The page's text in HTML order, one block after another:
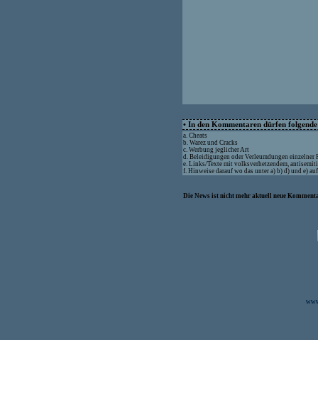
• In den Kommentaren dürfen
a. Cheats
b. Warez und Cracks
c. Werbung jeglicher Art
d. Beleidigungen oder Verleumdungen einzelner
e. Links/Texte mit volksverhetzendem,
f. Hinweise darauf wo das unter a) b) d) und e)
Die News ist nicht mehr aktuell neue